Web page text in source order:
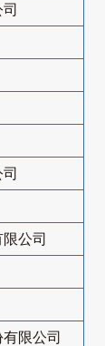
公司
限公司